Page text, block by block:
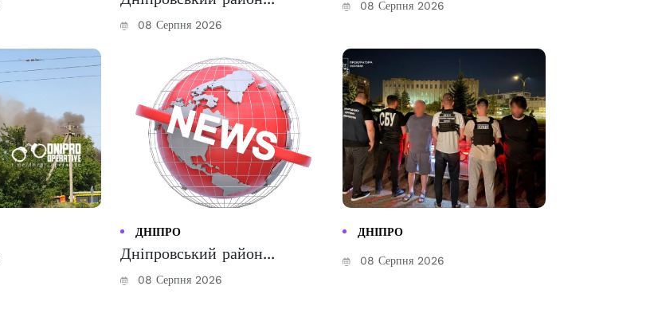
08 Серпня 2026
08 Серпня 2026
ДНІПРО
Дніпровський район...
08 Серпня 2026
ДНІПРО
08 Серпня 2026